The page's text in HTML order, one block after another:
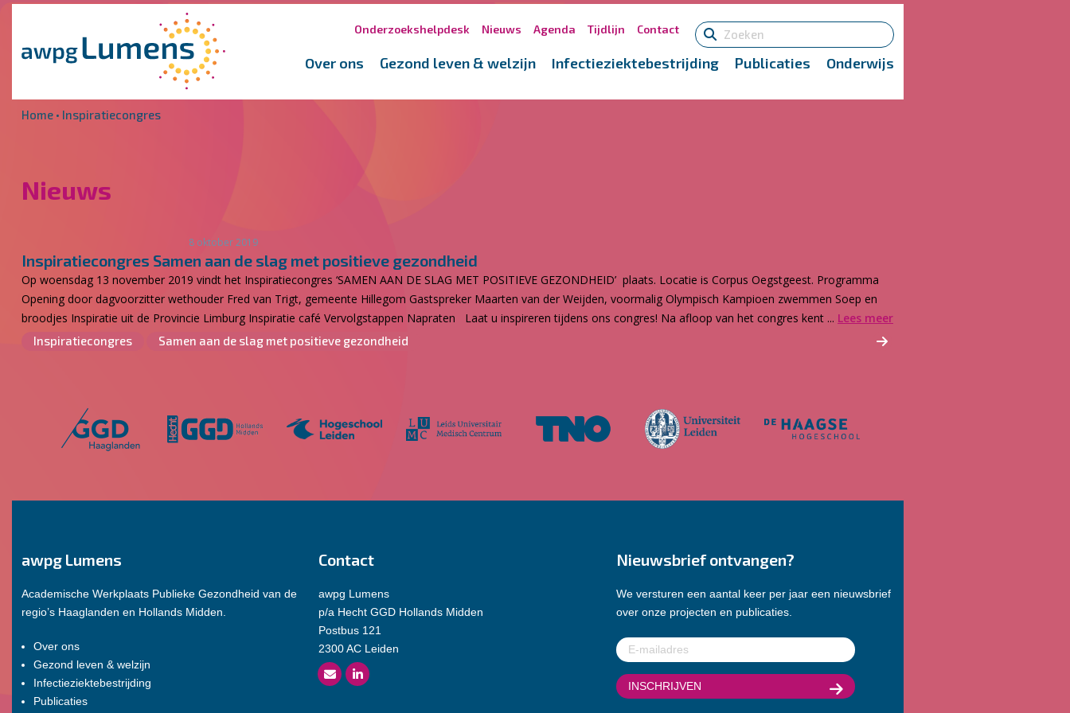
Overslaan en naar de inhoud gaan
Onderzoekshelpdesk Nieuws Agenda Tijdlijn Contact
Over ons Gezond leven & welzijn Infectieziektebestrijding Publicaties Onderwijs
Home • Inspiratiecongres
Nieuws
8 oktober 2019
Inspiratiecongres Samen aan de slag met positieve gezondheid
Op woensdag 13 november 2019 vindt het Inspiratiecongres ‘SAMEN AAN DE SLAG MET POSITIEVE GEZONDHEID’ plaats. Locatie is Corpus Oegstgeest. Programma
Opening door dagvoorzitter wethouder Fred van Trigt, gemeente Hillegom Gastspreker Maarten van der Weijden, voormalig Olympisch Kampioen zwemmen Soep en
broodjes Inspiratie uit de Provincie Limburg Inspiratie café Vervolgstappen Napraten Laat u inspireren tijdens ons congres! Na afloop van het congres kent ... Lees meer
Inspiratiecongres Samen aan de slag met positieve gezondheid
awpg Lumens
Academische Werkplaats Publieke Gezondheid van de
regio’s Haaglanden en Hollands Midden.
Over ons
Gezond leven & welzijn
Infectieziektebestrijding
Publicaties
Contact
awpg Lumens
p/a Hecht GGD Hollands Midden
Postbus 121
2300 AC Leiden
Nieuwsbrief ontvangen?
We versturen een aantal keer per jaar een nieuwsbrief
over onze projecten en publicaties.
E-
mailadres(Vereist)